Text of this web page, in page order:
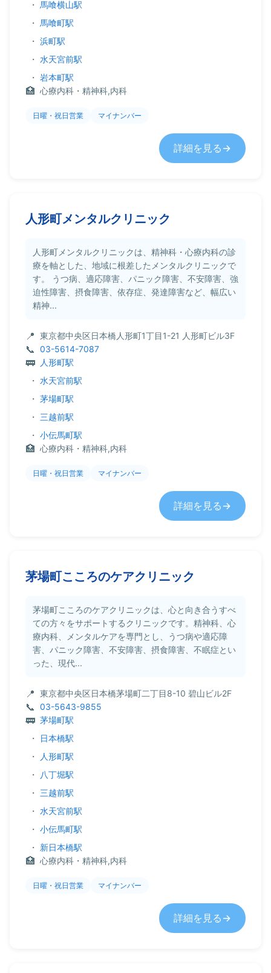
・ 馬喰横山駅
・ 馬喰町駅
・ 浜町駅
・ 水天宮前駅
・ 岩本町駅
心療内科・精神科,内科
日曜・祝日営業 マイナンバー
詳細を見る
人形町メンタルクリニック
人形町メンタルクリニックは、精神科・心療内科の診
療を軸とした、地域に根差したメンタルクリニックで
す。 うつ病、適応障害、パニック障害、不安障害、強
迫性障害、摂食障害、依存症、発達障害など、幅広い
精神...
東京都中央区日本橋人形町1丁目1-21 人形町ビル3F
03-5614-7087
人形町駅
・ 水天宮前駅
・ 茅場町駅
・ 三越前駅
・ 小伝馬町駅
心療内科・精神科,内科
日曜・祝日営業 マイナンバー
詳細を見る
茅場町こころのケアクリニック
茅場町こころのケアクリニックは、心と向き合うすべ
ての方々をサポートするクリニックです。精神科、心
療内科、メンタルケアを専門とし、うつ病や適応障
害、パニック障害、不安障害、摂食障害、不眠症とい
った、現代...
東京都中央区日本橋茅場町二丁目8-10 碧山ビル2F
03-5643-9855
茅場町駅
・
日本橋駅
・
人形町駅
・
八丁堀駅
・ 三越前駅
・ 水天宮前駅
・ 小伝馬町駅
・ 新日本橋駅
心療内科・精神科,内科
日曜・祝日営業 マイナンバー
詳細を見る